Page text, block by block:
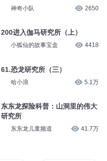
神奇小队 2650
200进入伽马研究所（上）
小狐仙的故事宝盒 4418
61.恐龙研究所（三）
哈小浪 5.1万
东东龙探险科普：山洞里的伟大
研究所
东东龙儿童频道 41.7万